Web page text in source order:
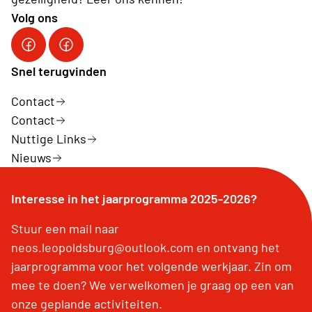
Volg ons
Neos Leopoldsburg
Snel terugvinden
Contact
Contact
Nuttige Links
Nieuws
Interesse in het jaarprogramma 2025-2026?
Stuur een mail naar
neos.leopoldsburg@outlook.com en ontvang het
jaarprogramma voor het volgende werkjaar. Zin om
mee te doen? We verwelkomen je graag op een van
onze geplande activiteiten.